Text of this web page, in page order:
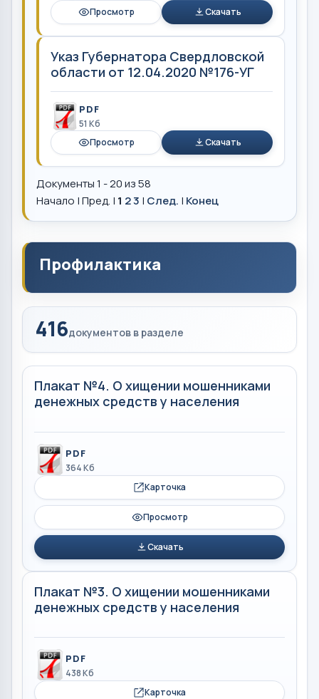
Просмотр
Скачать
Указ Губернатора Свердловской
области от 12.04.2020 №176-УГ
PDF
51 Кб
Просмотр
Скачать
Документы 1 - 20 из 58
Начало | Пред. | 1 23 | След. | Конец
Профилактика
416документов в разделе
Плакат №4. О хищении мошенниками
денежных средств у населения
PDF
364 Кб
Карточка
Просмотр
Скачать
Плакат №3. О хищении мошенниками
денежных средств у населения
PDF
438 Кб
Карточка